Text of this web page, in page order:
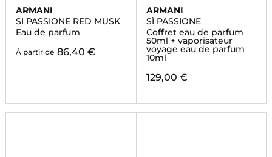
ARMANI
SI PASSIONE RED MUSK
Eau de parfum
À partir de 86,40 €
ARMANI
SÌ PASSIONE
Coffret eau de parfum
50ml + vaporisateur
voyage eau de parfum
10ml
129,00 €